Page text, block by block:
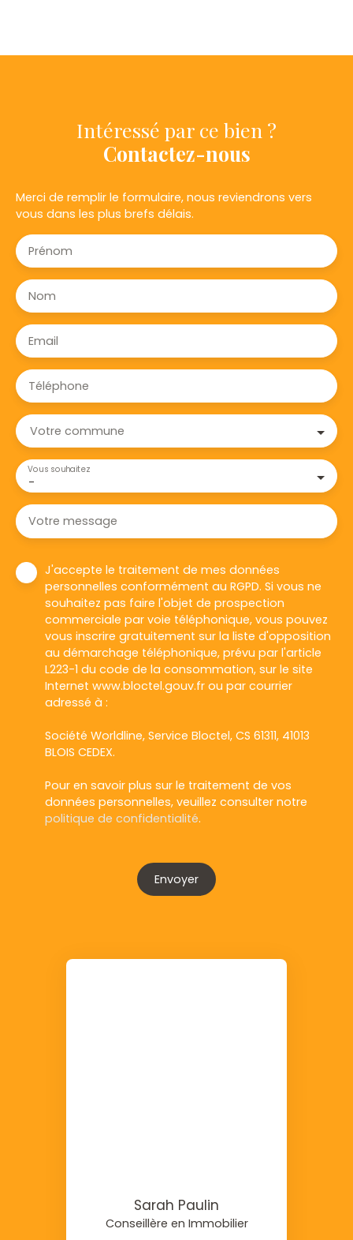
Intéressé par ce bien ?
Contactez-nous
Merci de remplir le formulaire, nous reviendrons vers
vous dans les plus brefs délais.
Prénom
Nom
Email
Téléphone
Votre commune
-
Vous souhaitez
Votre message
J'accepte le traitement de mes données
personnelles conformément au RGPD. Si vous ne
souhaitez pas faire l'objet de prospection
commerciale par voie téléphonique, vous pouvez
vous inscrire gratuitement sur la liste d'opposition
au démarchage téléphonique, prévu par l'article
L223-1 du code de la consommation, sur le site
Internet www.bloctel.gouv.fr ou par courrier
adressé à :
Société Worldline, Service Bloctel, CS 61311, 41013
BLOIS CEDEX.
Pour en savoir plus sur le traitement de vos
données personnelles, veuillez consulter notre
politique de confidentialité.
Envoyer
Sarah Paulin
Conseillère en Immobilier